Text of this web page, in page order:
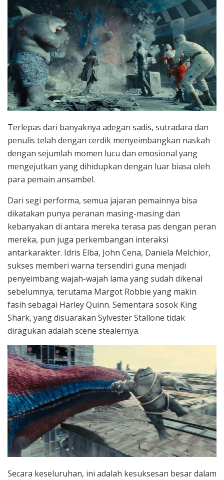
Terlepas dari banyaknya adegan sadis, sutradara dan
penulis telah dengan cerdik menyeimbangkan naskah
dengan sejumlah momen lucu dan emosional yang
mengejutkan yang dihidupkan dengan luar biasa oleh
para pemain ansambel.
Dari segi performa, semua jajaran pemainnya bisa
dikatakan punya peranan masing-masing dan
kebanyakan di antara mereka terasa pas dengan peran
mereka, pun juga perkembangan interaksi
antarkarakter. Idris Elba, John Cena, Daniela Melchior,
sukses memberi warna tersendiri guna menjadi
penyeimbang wajah-wajah lama yang sudah dikenal
sebelumnya, terutama Margot Robbie yang makin
fasih sebagai Harley Quinn. Sementara sosok King
Shark, yang disuarakan Sylvester Stallone tidak
diragukan adalah scene stealernya.
Secara keseluruhan, ini adalah kesuksesan besar dalam